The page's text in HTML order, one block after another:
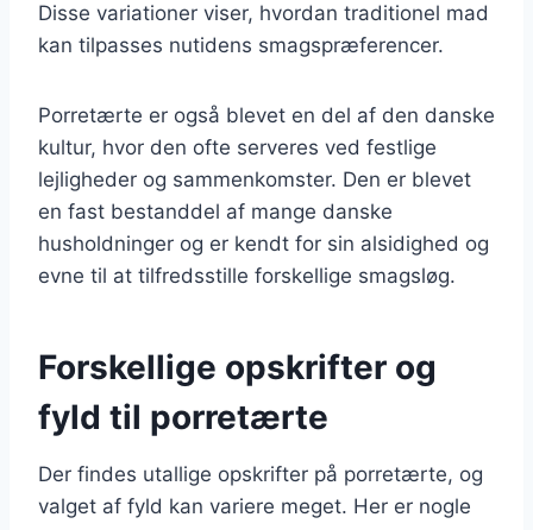
Disse variationer viser, hvordan traditionel mad
kan tilpasses nutidens smagspræferencer.
Porretærte er også blevet en del af den danske
kultur, hvor den ofte serveres ved festlige
lejligheder og sammenkomster. Den er blevet
en fast bestanddel af mange danske
husholdninger og er kendt for sin alsidighed og
evne til at tilfredsstille forskellige smagsløg.
Forskellige opskrifter og
fyld til porretærte
Der findes utallige opskrifter på porretærte, og
valget af fyld kan variere meget. Her er nogle